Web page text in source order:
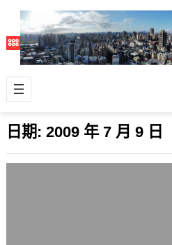
日期: 2009 年 7 月 9 日